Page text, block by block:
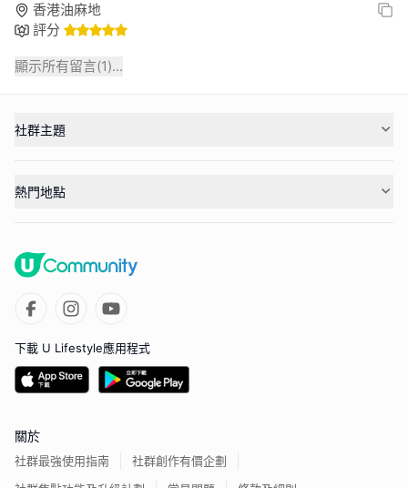
香港油麻地
評分
顯示所有留言(1)...
社群主題
熱門地點
下載 U Lifestyle應用程式
關於
社群最強使用指南
社群創作有價企劃